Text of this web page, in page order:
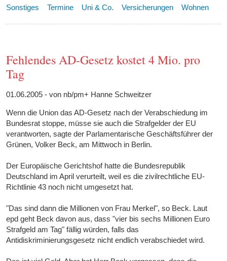
Sonstiges
Termine Uni & Co. Versicherungen Wohnen
Fehlendes AD-Gesetz kostet 4 Mio. pro
Tag
01.06.2005 - von nb/pm+ Hanne Schweitzer
Wenn die Union das AD-Gesetz nach der Verabschiedung im
Bundesrat stoppe, müsse sie auch die Strafgelder der EU
verantworten, sagte der Parlamentarische Geschäftsführer der
Grünen, Volker Beck, am Mittwoch in Berlin.
Der Europäische Gerichtshof hatte die Bundesrepublik
Deutschland im April verurteilt, weil es die zivilrechtliche EU-
Richtlinie 43 noch nicht umgesetzt hat.
"Das sind dann die Millionen von Frau Merkel", so Beck. Laut
epd geht Beck davon aus, dass "vier bis sechs Millionen Euro
Strafgeld am Tag" fällig würden, falls das
Antidiskriminierungsgesetz nicht endlich verabschiedet wird.